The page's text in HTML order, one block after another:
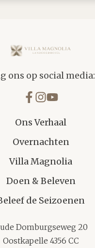
ons op social media:
Ons Verhaal
Overnachten
Villa Magnolia
Doen & Beleven
de Seizoenen
Domburgseweg 20
Oostkapelle 4356 CC